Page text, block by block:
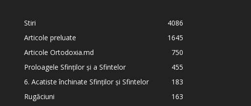
Stiri
4086
Articole preluate
1645
Articole Ortodoxia.md
750
Proloagele Sfinților și a Sfintelor
455
6. Acatiste închinate Sfinților și Sfintelor
183
Rugăciuni
163